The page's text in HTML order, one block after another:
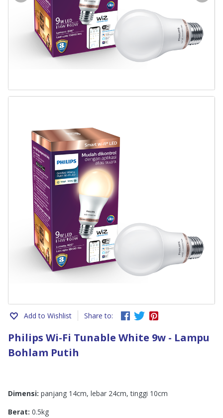
Add to Wishlist Share to:
Philips Wi-Fi Tunable White 9w - Lampu
Bohlam Putih
Dimensi: panjang 14cm, lebar 24cm, tinggi 10cm
Berat: 0.5kg
Door & Windows
Electrical & Lamp
Furniture